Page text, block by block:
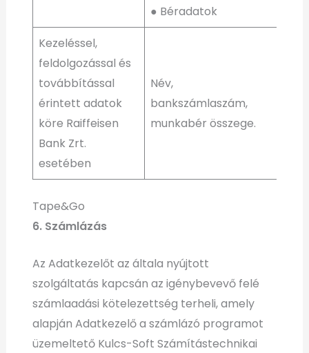
● Béradatok
Kezeléssel,
feldolgozással és
továbbítással
érintett adatok
köre Raiffeisen
Bank Zrt.
esetében
Név,
bankszámlaszám,
munkabér összege.
Tape&Go
6. Számlázás
Az Adatkezelőt az általa nyújtott
szolgáltatás kapcsán az igénybevevő felé
számlaadási kötelezettség terheli, amely
alapján Adatkezelő a számlázó programot
üzemeltető Kulcs-Soft Számítástechnikai